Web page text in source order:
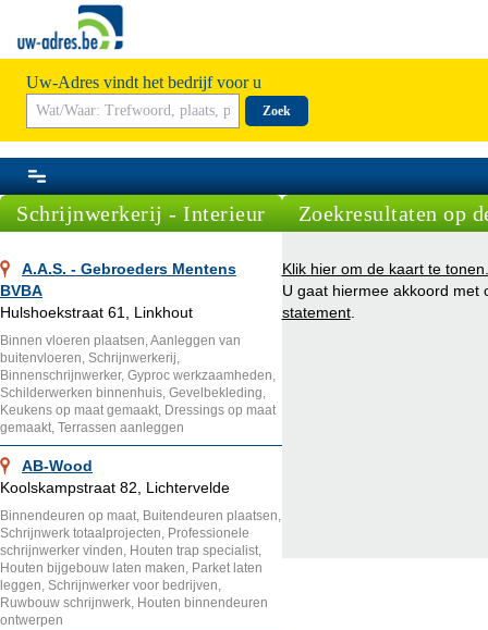
Uw-Adres vindt het bedrijf voor u
Zoek
Schrijnwerkerij - Interieur
A.A.S. - Gebroeders Mentens
BVBA
Hulshoekstraat 61, Linkhout
Binnen vloeren plaatsen, Aanleggen van
buitenvloeren, Schrijnwerkerij,
Binnenschrijnwerker, Gyproc werkzaamheden,
Schilderwerken binnenhuis, Gevelbekleding,
Keukens op maat gemaakt, Dressings op maat
gemaakt, Terrassen aanleggen
AB-Wood
Koolskampstraat 82, Lichtervelde
Binnendeuren op maat, Buitendeuren plaatsen,
Schrijnwerk totaalprojecten, Professionele
schrijnwerker vinden, Houten trap specialist,
Houten bijgebouw laten maken, Parket laten
leggen, Schrijnwerker voor bedrijven,
Ruwbouw schrijnwerk, Houten binnendeuren
ontwerpen
Zoekresultaten op
Klik hier om de kaart te tonen.
U gaat hiermee akkoord met
statement.